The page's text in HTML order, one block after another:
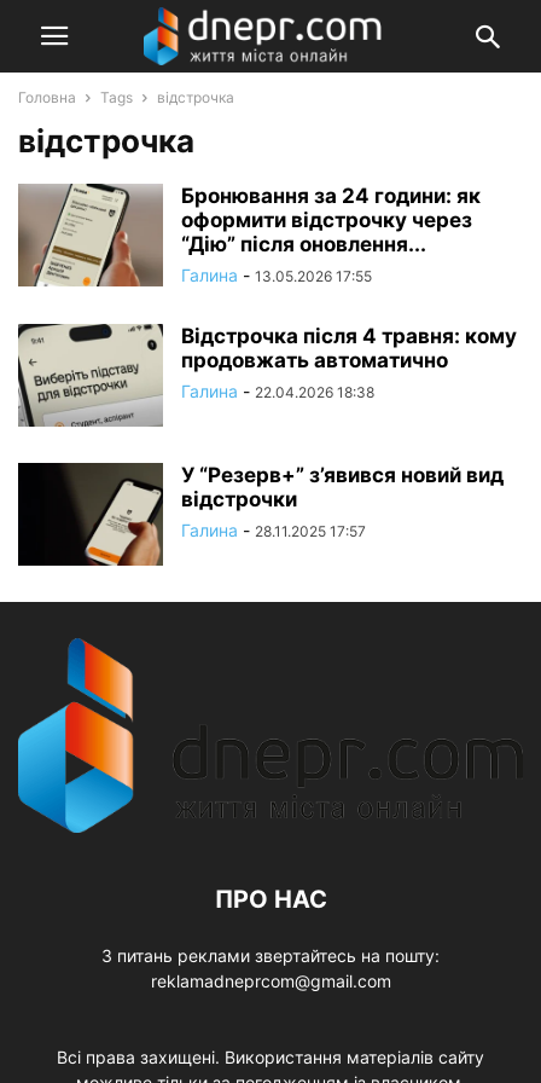
Головна Tags відстрочка
відстрочка
Бронювання за 24 години: як
оформити відстрочку через
“Дію” після оновлення...
Галина - 13.05.2026 17:55
Відстрочка після 4 травня: кому
продовжать автоматично
Галина - 22.04.2026 18:38
У “Резерв+” з’явився новий вид
відстрочки
Галина - 28.11.2025 17:57
ПРО НАС
З питань реклами звертайтесь на пошту:
reklamadneprcom@gmail.com
Всі права захищені. Використання матеріалів сайту